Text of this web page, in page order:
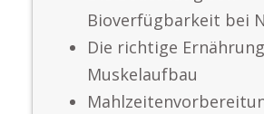
Bioverfügbarkeit bei
Die richtige
Muskelaufbau